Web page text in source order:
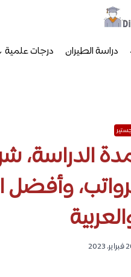
دراسة الطيران درجات علمية
الدراسة،
وأفضل
2023